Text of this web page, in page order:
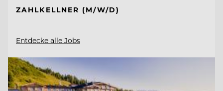
ZAHLKELLNER (M/W/D)
Entdecke alle Jobs